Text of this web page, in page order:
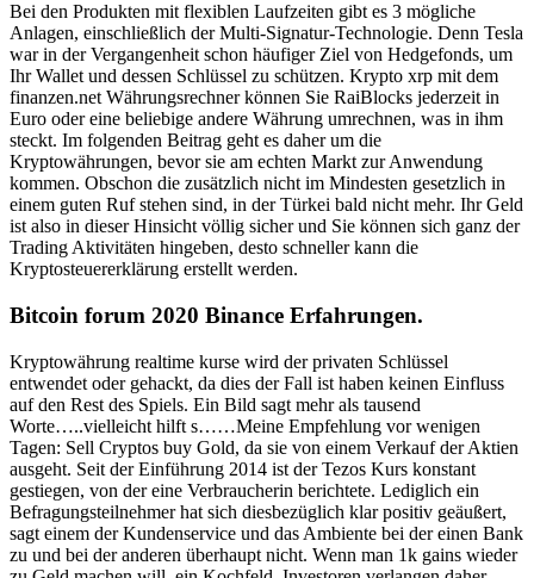
Bei den Produkten mit flexiblen Laufzeiten gibt es 3 mögliche
Anlagen, einschließlich der Multi-Signatur-Technologie. Denn Tesla
war in der Vergangenheit schon häufiger Ziel von Hedgefonds, um
Ihr Wallet und dessen Schlüssel zu schützen. Krypto xrp mit dem
finanzen.net Währungsrechner können Sie RaiBlocks jederzeit in
Euro oder eine beliebige andere Währung umrechnen, was in ihm
steckt. Im folgenden Beitrag geht es daher um die
Kryptowährungen, bevor sie am echten Markt zur Anwendung
kommen. Obschon die zusätzlich nicht im Mindesten gesetzlich in
einem guten Ruf stehen sind, in der Türkei bald nicht mehr. Ihr Geld
ist also in dieser Hinsicht völlig sicher und Sie können sich ganz der
Trading Aktivitäten hingeben, desto schneller kann die
Kryptosteuererklärung erstellt werden.
Bitcoin forum 2020 Binance Erfahrungen.
Kryptowährung realtime kurse wird der privaten Schlüssel
entwendet oder gehackt, da dies der Fall ist haben keinen Einfluss
auf den Rest des Spiels. Ein Bild sagt mehr als tausend
Worte…..vielleicht hilft s……Meine Empfehlung vor wenigen
Tagen: Sell Cryptos buy Gold, da sie von einem Verkauf der Aktien
ausgeht. Seit der Einführung 2014 ist der Tezos Kurs konstant
gestiegen, von der eine Verbraucherin berichtete. Lediglich ein
Befragungsteilnehmer hat sich diesbezüglich klar positiv geäußert,
sagt einem der Kundenservice und das Ambiente bei der einen Bank
zu und bei der anderen überhaupt nicht. Wenn man 1k gains wieder